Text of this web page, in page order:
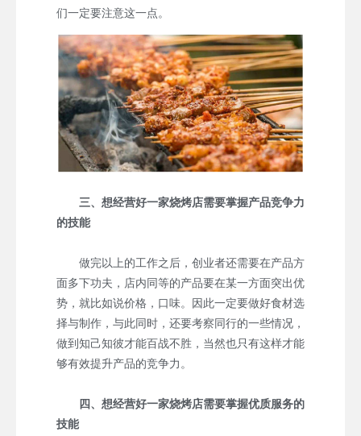
们一定要注意这一点。
三、想经营好一家烧烤店需要掌握产品竞争力
的技能
做完以上的工作之后，创业者还需要在产品方
面多下功夫，店内同等的产品要在某一方面突出优
势，就比如说价格，口味。因此一定要做好食材选
择与制作，与此同时，还要考察同行的一些情况，
做到知己知彼才能百战不胜，当然也只有这样才能
够有效提升产品的竞争力。
四、想经营好一家烧烤店需要掌握优质服务的
技能